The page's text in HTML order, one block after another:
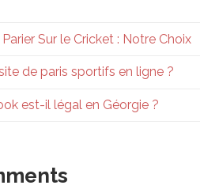
Sur le Cricket : Notre Choix
de paris sportifs en ligne ?
est-il légal en Géorgie ?